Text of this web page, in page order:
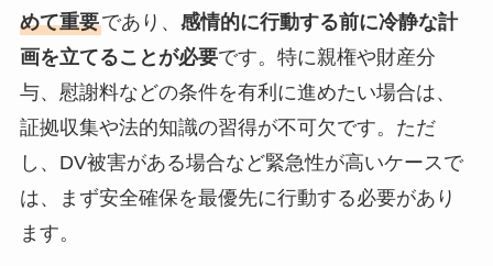
めて重要であり、 感情的に行動する前に冷静な計
画を立てることが必要です。特に親権や財産分
与、慰謝料などの条件を有利に進めたい場合は、
証拠収集や法的知識の習得が不可欠です。ただ
し、DV被害がある場合など緊急性が高いケースで
は、まず安全確保を最優先に行動する必要があり
ます。